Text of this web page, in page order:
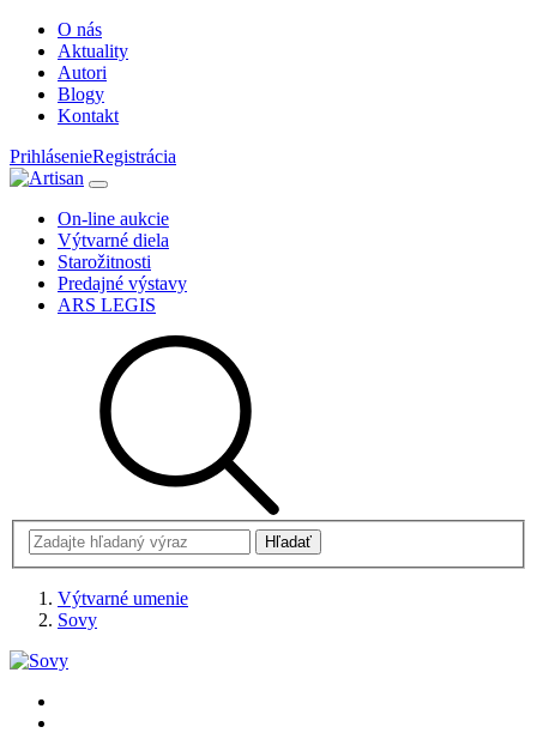
O nás
Aktuality
Autori
Blogy
Kontakt
PrihlásenieRegistrácia
On-line aukcie
Výtvarné diela
Starožitnosti
Predajné výstavy
ARS LEGIS
Výtvarné umenie
Sovy